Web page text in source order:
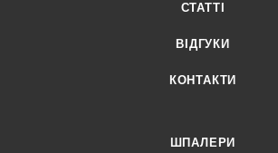
СТАТТІ
ВІДГУКИ
КОНТАКТИ
ШПАЛЕРИ